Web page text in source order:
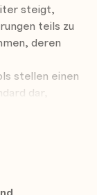
steigt,
teils zu
deren
stellen einen
dar,
Sie die IT-
und